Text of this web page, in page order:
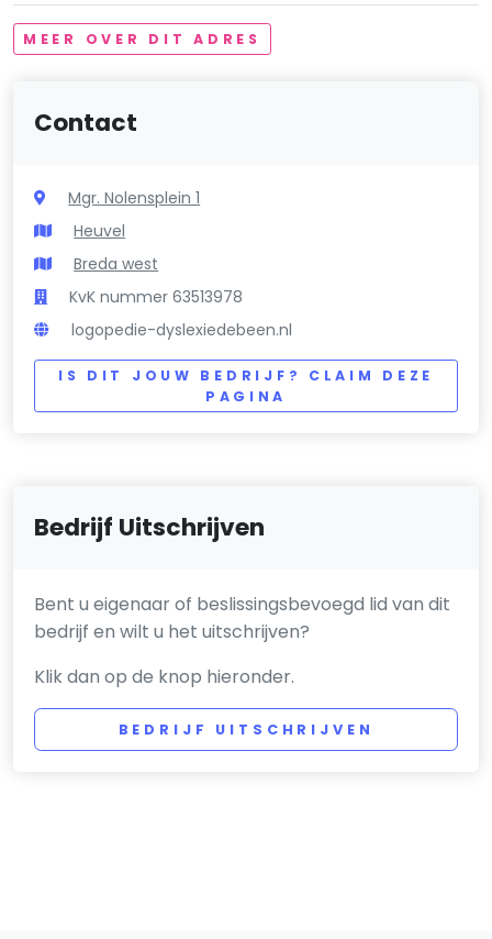
MEER OVER DIT ADRES
Contact
Mgr. Nolensplein 1
Heuvel
Breda west
KvK nummer 63513978
logopedie-dyslexiedebeen.nl
IS DIT JOUW BEDRIJF? CLAIM DEZE
PAGINA
Bedrijf Uitschrijven
Bent u eigenaar of beslissingsbevoegd lid van dit
bedrijf en wilt u het uitschrijven?
Klik dan op de knop hieronder.
BEDRIJF UITSCHRIJVEN